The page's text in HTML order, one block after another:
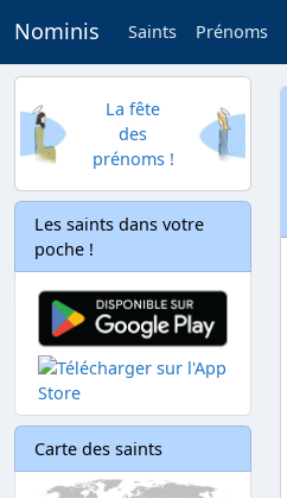
Nominis Saints Prénoms
La fête
des
prénoms !
Les saints dans votre
poche !
Carte des saints